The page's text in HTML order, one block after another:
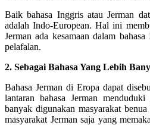
Baik bahasa Inggris atau Jerman
adalah Indo-European. Hal ini
Jerman ada kesamaan dalam
pelafalan.
2. Sebagai Bahasa Yang Lebih
Bahasa Jerman di Eropa dapat
lantaran bahasa Jerman
banyak digunakan masyarakat
masyarakat Jerman saja yang